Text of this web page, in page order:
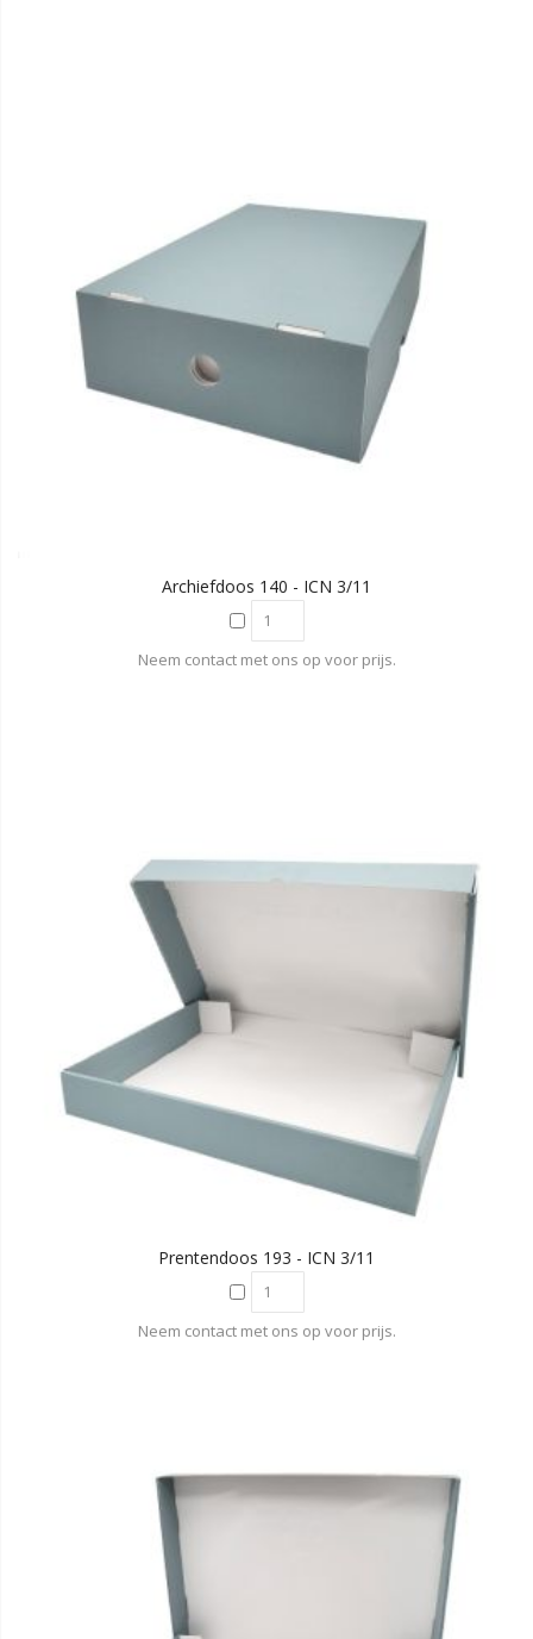
Archiefdoos 140 - ICN 3/11
Neem contact met ons op voor prijs.
Prentendoos 193 - ICN 3/11
Neem contact met ons op voor prijs.